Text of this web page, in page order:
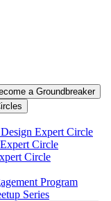
a Groundbreaker
Expert Circle
Circle
Circle
Program
Series